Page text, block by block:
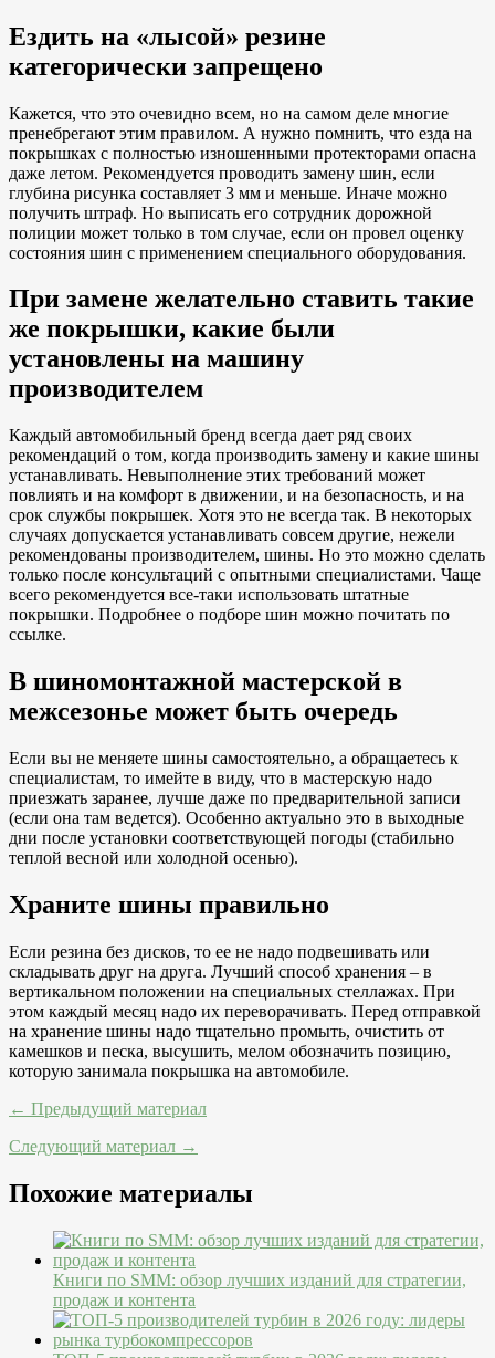
Ездить на «лысой» резине
категорически запрещено
Кажется, что это очевидно всем, но на самом деле многие
пренебрегают этим правилом. А нужно помнить, что езда на
покрышках с полностью изношенными протекторами опасна
даже летом. Рекомендуется проводить замену шин, если
глубина рисунка составляет 3 мм и меньше. Иначе можно
получить штраф. Но выписать его сотрудник дорожной
полиции может только в том случае, если он провел оценку
состояния шин с применением специального оборудования.
При замене желательно ставить такие
же покрышки, какие были
установлены на машину
производителем
Каждый автомобильный бренд всегда дает ряд своих
рекомендаций о том, когда производить замену и какие шины
устанавливать. Невыполнение этих требований может
повлиять и на комфорт в движении, и на безопасность, и на
срок службы покрышек. Хотя это не всегда так. В некоторых
случаях допускается устанавливать совсем другие, нежели
рекомендованы производителем, шины. Но это можно сделать
только после консультаций с опытными специалистами. Чаще
всего рекомендуется все-таки использовать штатные
покрышки. Подробнее о подборе шин можно почитать по
ссылке.
В шиномонтажной мастерской в
межсезонье может быть очередь
Если вы не меняете шины самостоятельно, а обращаетесь к
специалистам, то имейте в виду, что в мастерскую надо
приезжать заранее, лучше даже по предварительной записи
(если она там ведется). Особенно актуально это в выходные
дни после установки соответствующей погоды (стабильно
теплой весной или холодной осенью).
Храните шины правильно
Если резина без дисков, то ее не надо подвешивать или
складывать друг на друга. Лучший способ хранения – в
вертикальном положении на специальных стеллажах. При
этом каждый месяц надо их переворачивать. Перед отправкой
на хранение шины надо тщательно промыть, очистить от
камешков и песка, высушить, мелом обозначить позицию,
которую занимала покрышка на автомобиле.
← Предыдущий материал
Следующий материал →
Похожие материалы
Книги по SMM: обзор лучших изданий для стратегии,
продаж и контента